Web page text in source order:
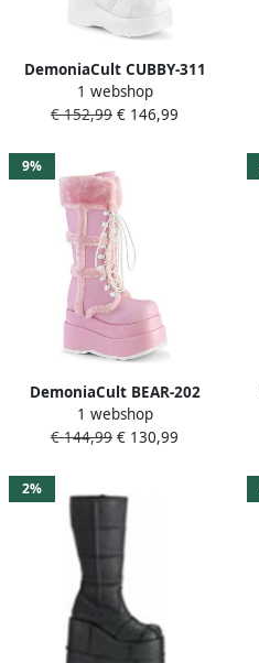
DemoniaCult CUBBY-311
Plateau Laarzen 38 Shoes
Wit
1 webshop
€ 152,99 € 146,99
9%
DemoniaCult BEAR-202
Plateau Laarzen 38 Shoes
Roze
1 webshop
€ 144,99 € 130,99
2%